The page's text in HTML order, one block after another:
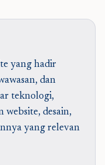
yang hadir
dan
teknologi,
desain,
yang relevan